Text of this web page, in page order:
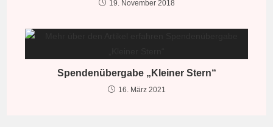
19. November 2018
Spendenübergabe „Kleiner Stern“
16. März 2021